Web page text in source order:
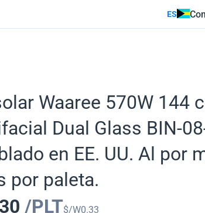
ES
Waaree 570W 144
Dual Glass BIN-
en EE. UU. Al por
por paleta.
/PLT$/W0.33